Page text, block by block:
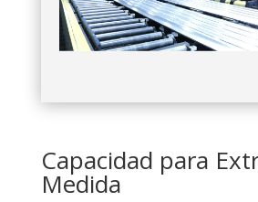
Capacidad para
Medida